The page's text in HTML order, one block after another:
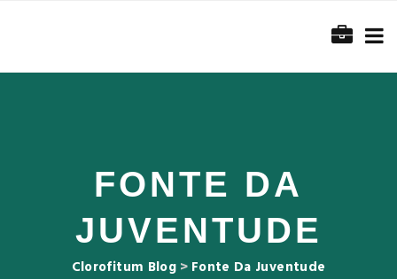
FONTE DA
JUVENTUDE
Clorofitum Blog> Fonte Da Juventude